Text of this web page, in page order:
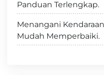
Panduan Terlengkap.
Menangani
Mudah Memperbaiki.